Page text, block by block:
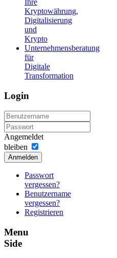
Kryptowährung,
Digitalisierung
und
Krypto
Unternehmensberatung
für
Digitale
Transformation
Login
Angemeldet
bleiben
Anmelden
Passwort
vergessen?
Benutzername
vergessen?
Registrieren
Menu
Side